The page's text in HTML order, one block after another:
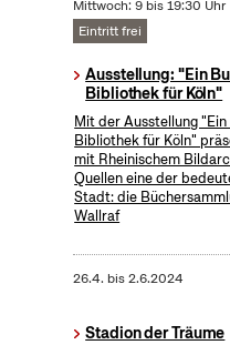
Mittwoch: 9 bis 19:30 Uhr
Eintritt frei
Ausstellung: "Ein
Bibliothek für Köln"
Mit der Ausstellung
Bibliothek für Köln"
mit Rheinischem
Quellen eine der
Stadt: die
Wallraf
26.4. bis2.6.2024
Stadion der Träume